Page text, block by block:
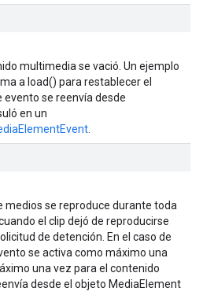
multimedia se vació. Un ejemplo
a load() para restablecer el
se reenvía desde
en un
medios se reproduce durante toda
el clip dejó de reproducirse
de detención. En el caso de
se activa como máximo una
una vez para el contenido
desde el objeto MediaElement